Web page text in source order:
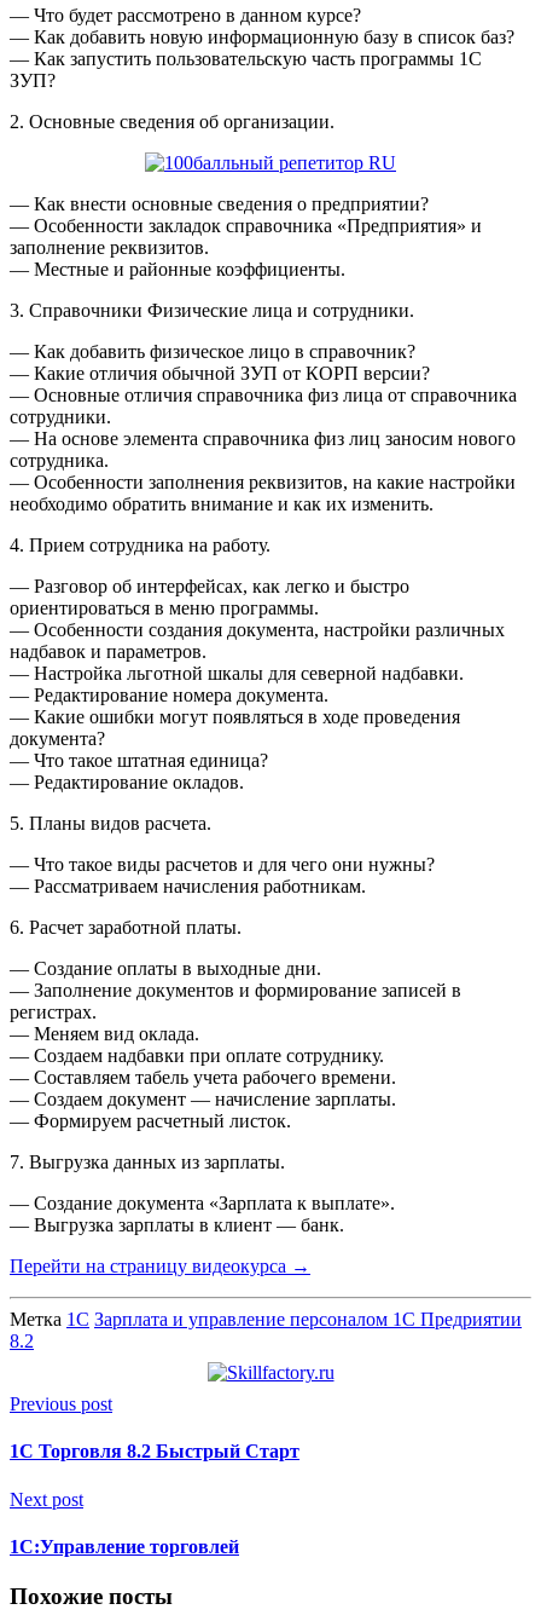
— Что будет рассмотрено в данном курсе?
— Как добавить новую информационную базу в список баз?
— Как запустить пользовательскую часть программы 1С
ЗУП?
2. Основные сведения об организации.
— Как внести основные сведения о предприятии?
— Особенности закладок справочника «Предприятия» и
заполнение реквизитов.
— Местные и районные коэффициенты.
3. Справочники Физические лица и сотрудники.
— Как добавить физическое лицо в справочник?
— Какие отличия обычной ЗУП от КОРП версии?
— Основные отличия справочника физ лица от справочника
сотрудники.
— На основе элемента справочника физ лиц заносим нового
сотрудника.
— Особенности заполнения реквизитов, на какие настройки
необходимо обратить внимание и как их изменить.
4. Прием сотрудника на работу.
— Разговор об интерфейсах, как легко и быстро
ориентироваться в меню программы.
— Особенности создания документа, настройки различных
надбавок и параметров.
— Настройка льготной шкалы для северной надбавки.
— Редактирование номера документа.
— Какие ошибки могут появляться в ходе проведения
документа?
— Что такое штатная единица?
— Редактирование окладов.
5. Планы видов расчета.
— Что такое виды расчетов и для чего они нужны?
— Рассматриваем начисления работникам.
6. Расчет заработной платы.
— Создание оплаты в выходные дни.
— Заполнение документов и формирование записей в
регистрах.
— Меняем вид оклада.
— Создаем надбавки при оплате сотруднику.
— Составляем табель учета рабочего времени.
— Создаем документ — начисление зарплаты.
— Формируем расчетный листок.
7. Выгрузка данных из зарплаты.
— Создание документа «Зарплата к выплате».
— Выгрузка зарплаты в клиент — банк.
Перейти на страницу видеокурса →
Метка 1С Зарплата и управление персоналом 1С Предриятии
8.2
Previous post
1С Торговля 8.2 Быстрый Старт
Next post
1С:Управление торговлей
Похожие посты